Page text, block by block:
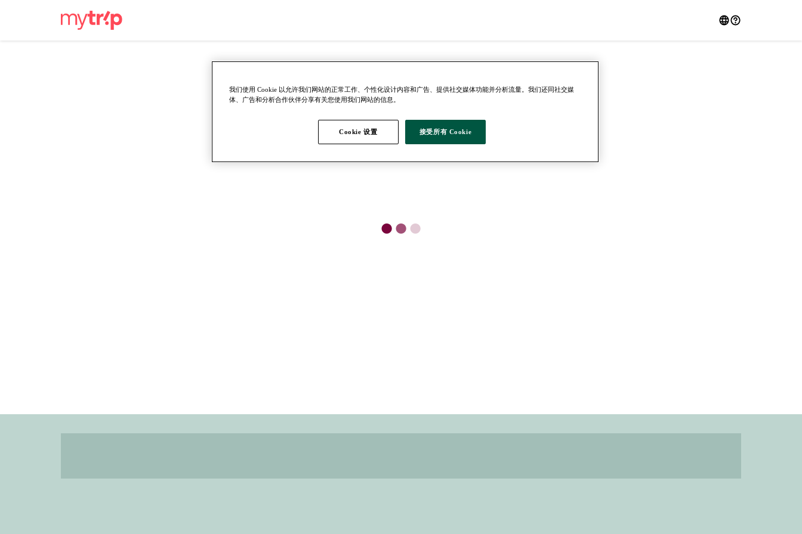
●●●
我们使用 Cookie 以允许我们网站的正常工作、个性化设计内容和广告、提供社交媒体功能并分析流量。我们还同社交媒
体、广告和分析合作伙伴分享有关您使用我们网站的信息。
Cookie 设置 接受所有 Cookie